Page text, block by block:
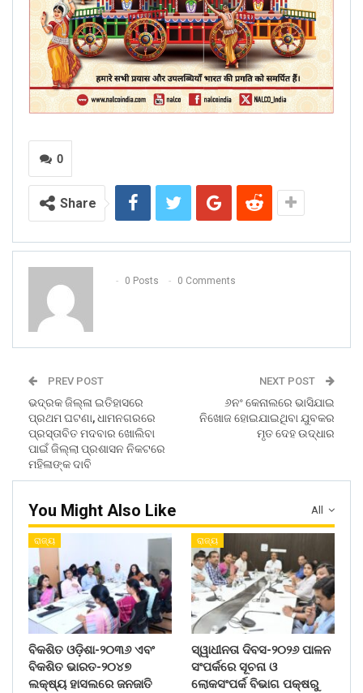
0
Share
0 Posts 0 Comments
PREV POST
ଭଦ୍ରକ ଜିଲ୍ଳା ଇତିହାସରେ
ପ୍ରଥମ ଘଟଣା, ଧାମନଗରରେ
ପ୍ରସ୍ତାବିତ ମଦବାର ଖୋଲିବା
ପାଇଁ ଜିଲ୍ଲା ପ୍ରଶାସନ ନିକଟରେ
ମହିଳାଙ୍କ ଦାବି
NEXT POST
୬ନଂ କେନାଲରେ ଭାସିଯାଇ
ନିଖୋଜ ହୋଇଯାଇଥିବା ଯୁବକର
ମୃତ ଦେହ ଉଦ୍ଧାର
All
You Might Also Like
ରାଜ୍ୟ
ବିକଶିତ ଓଡ଼ିଶା-୨୦୩୬ ଏବଂ
ବିକଶିତ ଭାରତ-୨୦୪୭
ଲକ୍ଷ୍ୟ ହାସଲରେ ଜନଜାତି
ରାଜ୍ୟ
ସ୍ୱାଧୀନତା ଦିବସ-୨୦୨୬ ପାଳନ
ସଂପର୍କରେ ସୂଚନା ଓ
ଲୋକସଂପର୍କ ବିଭାଗ ପକ୍ଷରୁ